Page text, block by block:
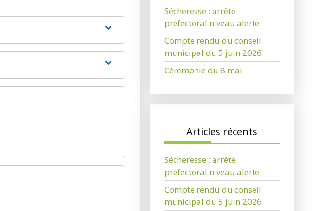
Sécheresse : arrêté
préfectoral niveau alerte
Compte rendu du conseil
municipal du 5 juin 2026
Cérémonie du 8 mai
Articles récents
Sécheresse : arrêté
préfectoral niveau alerte
Compte rendu du conseil
municipal du 5 juin 2026